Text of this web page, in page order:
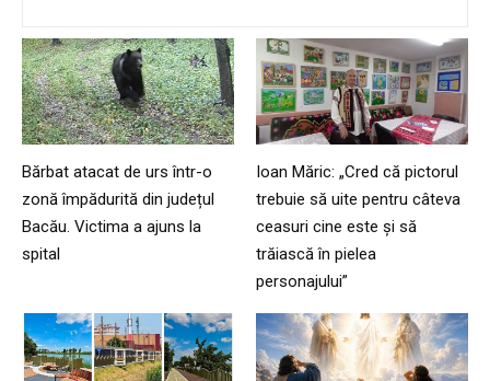
Bărbat atacat de urs într-o
zonă împădurită din județul
Bacău. Victima a ajuns la
spital
Ioan Măric: „Cred că pictorul
trebuie să uite pentru câteva
ceasuri cine este și să
trăiască în pielea
personajului”